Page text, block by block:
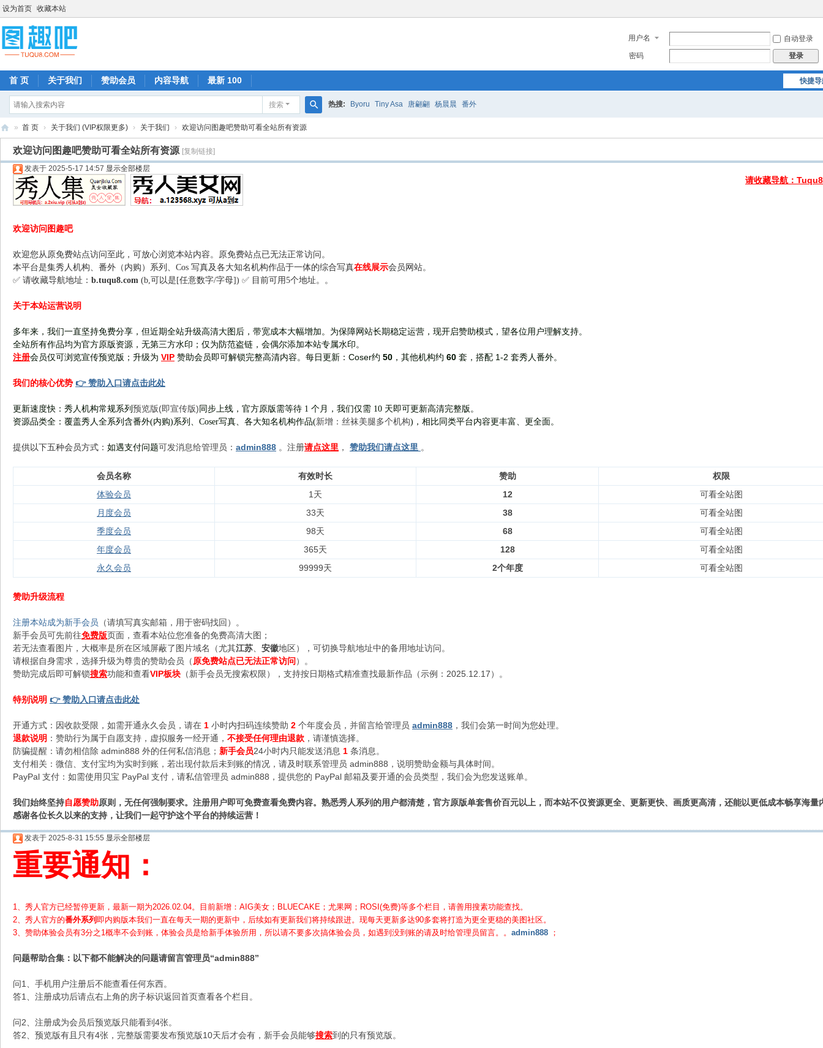
设为首页 收藏本站
用户名
自动登录
密码
登录
快捷
首 页 关于我们 赞助会员 内容导航 最新 100
搜索
索
热搜: Byoru Tiny Asa 唐翩翩 杨晨晨 番外
趣
» 首 页 › 关于我们 (VIP权限更多) › 关于我们 › 欢迎访问图趣吧赞助可看全站所有资源
欢迎访问图趣吧赞助可看全站所有资源 [复制链接]
发表于 2025-5-17 14:57 显示全部楼层
请收藏导航：
欢迎访问图趣吧
欢迎您从原免费站点访问至此，可放心浏览本站内容。原免费站点已无法正常访问。
本平台是集秀人机构、番外（内购）系列、Cos 写真及各大知名机构作品于一体的综合写真在线展示会员网站。
✅ 请收藏导航地址： b.tuqu8.com (b,可以是[任意数字/字母]) ✅ 目前可用5个地址。。
关于本站运营说明
多年来，我们一直坚持免费分享，但近期全站升级高清大图后，带宽成本大幅增加。为保障网站长期稳定运营，现开启赞助模式，望各位用户理解支持。
全站所有作品均为官方原版资源，无第三方水印；仅为防范盗链，会偶尔添加本站专属水印。
注册会员仅可浏览宣传预览版 ； 升级为 VIP 赞助会员即可解锁完整高清内容。每日更新： Coser约 50 ，其他机构约 60 套， 搭配 1-2 套秀人番外。
我们的核心优势 👉 赞助入口请点击此处
更新速度快：秀人机构常规系列 预览版(即宣传版) 同步上线，官方原版需等待 1 个月，我们仅需 10 天即可更新高清完整版。
资源品类全：覆盖秀人全系列含番外(内购)系列、Coser写真、各大知名机构作品(新增：丝袜美腿多个机构)，相比同类平台内容更丰富、更全面。
提供以下五种会员方式： 如遇支付问题可发消息给管理员： admin888 。注册请点这里 ， 赞助我们请点这里 。
会员名称 有效时长 赞助
权限
体验会员
1天 12
可看全站图
月度会员
33天 38
可看全站图
季度会员
98天 68
可看全站图
年度会员
365天 128
可看全站图
永久会员
99999天 2个年度 可看全站图
赞助升级流程
注册本站成为新手会员 （请填写真实邮箱，用于密码找回）。
新手会员可先前往免费版页面，查看本站位您准备的免费高清大图；
若无法查看图片，大概率是所在区域屏蔽了图片域名（尤其江苏 安徽地区），可切换导航地址中的备用地址访问。
请根据自身需求，选择升级为尊贵的赞助会员（原免费站点已无法正常访问 ）。
赞助完成后即可解锁搜索功能和查看VIP板块 （新手会员无搜索权限），支持按日期格式精准查找最新作品（示例：2025.12.17）。
特别说明 👉 赞助入口请点击此处
开通方式：因收款受限，如需开通永久会员，请在 1 小时内扫码连续赞助 2 个年度会员，并留言给管理员 admin888 ，我们会第一时间为您处理。
退款说明 ：赞助行为属于自愿支持，虚拟服务一经开通， 不接受任何理由退款 ，请谨慎选择。
防骗提醒：请勿相信除 admin888 外的任何私信消息； 新手会员24小时内只能发送消息 1 条消息。
支付相关：微信、支付宝均为实时到账，若出现付款后未到账的情况，请及时联系管理员 admin888，说明赞助金额与具体时间。
PayPal 支付：如需使用贝宝 PayPal 支付，请私信管理员 admin888，提供您的 PayPal 邮箱及要开通的会员类型，我们会为您发送账单。
我们始终坚持自愿赞助原则，无任何强制要求。注册用户即可免费查看免费内容。熟悉秀人系列的用户都清楚，官方原版单套售价百元以上，而本站不仅资源更全、更新更快、画质更高清，还能以更低成本畅享海量
感谢各位长久以来的支持，让我们一起守护这个平台的持续运营！
发表于 2025-8-31 15:55 显示全部楼层
重要通知：
1、秀人官方已经暂停更新，最新一期为2026.02.04。目前新增：AIG美女；BLUECAKE；尤果网；ROSI(免费)等多个栏目，请善用搜素功能查找。
2、 秀人官方的番外系列 即内购版本我们一直在每天一期的更新中，后续如有更新我们将持续跟进。现每天更新多达90多套将打造为更全更稳的美图社区。
3、赞助体验会员有3分之1概率不会到账，体验会员是给新手体验所用，所以请不要多次搞体验会员，如遇到没到账的请及时给管理员留言。。 admin888 ；
问题帮助合集 ：以下都不能解决的问题请留言管理员“admin888”
问1、手机用户注册后不能查看任何东西。
答1、注册成功后请点右上角的房子标识返回首页查看各个栏目。
问2、注册成为会员后预览版只能看到4张。
答2、预览版有且只有4张，完整版需要发布预览版10天后才会有，新手会员能够搜索到的只有预览版。